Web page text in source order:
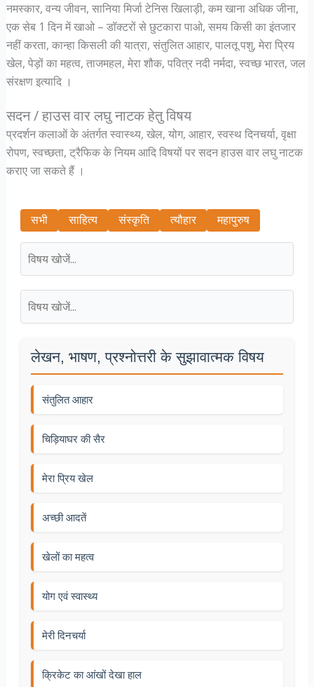
नमस्कार, वन्य जीवन, सानिया मिर्जा टेनिस खिलाड़ी, कम खाना अधिक जीना,
एक सेब 1 दिन में खाओ – डॉक्टरों से छुटकारा पाओ, समय किसी का इंतजार
नहीं करता, कान्हा किसली की यात्रा, संतुलित आहार, पालतू पशु, मेरा प्रिय
खेल, पेड़ों का महत्व, ताजमहल, मेरा शौक, पवित्र नदी नर्मदा, स्वच्छ भारत, जल
संरक्षण इत्यादि ।
सदन / हाउस वार लघु नाटक हेतु विषय
प्रदर्शन कलाओं के अंतर्गत स्वास्थ्य, खेल, योग, आहार, स्वस्थ दिनचर्या, वृक्षा
रोपण, स्वच्छता, ट्रैफिक के नियम आदि विषयों पर सदन हाउस वार लघु नाटक
कराए जा सकते हैं ।
सभी साहित्य संस्कृति त्यौहार महापुरुष
लेखन, भाषण, प्रश्नोत्तरी के सुझावात्मक विषय
संतुलित आहार
चिड़ियाघर की सैर
मेरा प्रिय खेल
अच्छी आदतें
खेलों का महत्व
योग एवं स्वास्थ्य
मेरी दिनचर्या
क्रिकेट का आंखों देखा हाल